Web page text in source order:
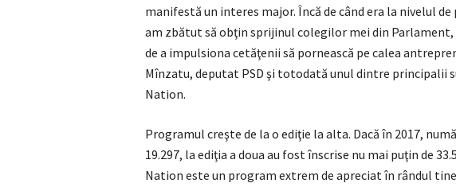
manifestă un interes major. Încă de când era la nivelul
am zbătut să obţin sprijinul colegilor mei din
de a impulsiona cetăţenii să pornească pe calea
Mînzatu, deputat PSD şi totodată unul dintre principalii
Nation.
Programul creşte de la o ediţie la alta. Dacă în 2017,
19.297, la ediţia a doua au fost înscrise nu mai puţin de
Nation este un program extrem de apreciat în rândul